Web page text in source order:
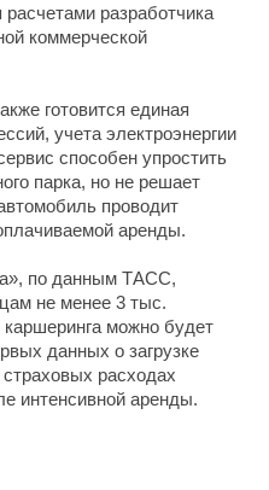
разработчика
коммерческой
готовится единая
учета электроэнергии
способен упростить
парка, но не решает
проводит
аренды.
по данным ТАСС,
не менее 3 тыс.
можно будет
данных о загрузке
расходах
интенсивной аренды.